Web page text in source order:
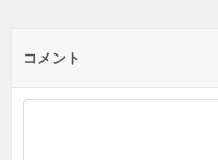
コメント